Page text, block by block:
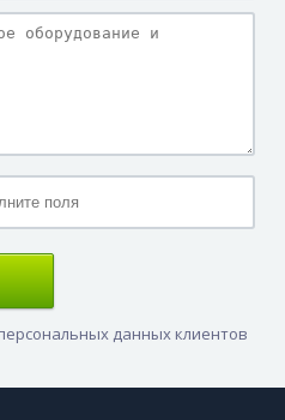
данных клиентов